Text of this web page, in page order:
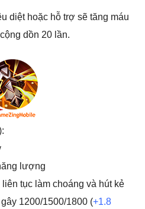
diệt hoặc hỗ trợ sẽ tăng máu
dồn 20 lần.
lượng
tục làm choáng và hút kẻ
1200/1500/1800 (+1.8